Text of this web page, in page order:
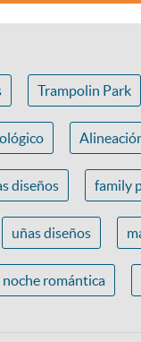
Trampolin Park
diseños family
uñas diseños
noche romántica